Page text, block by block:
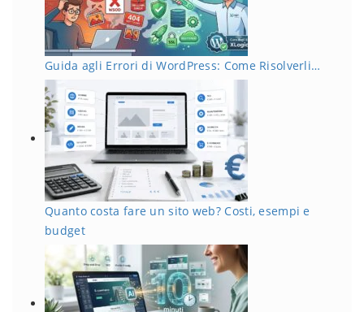
Guida agli Errori di WordPress: Come Risolverli…
Quanto costa fare un sito web? Costi, esempi e
budget